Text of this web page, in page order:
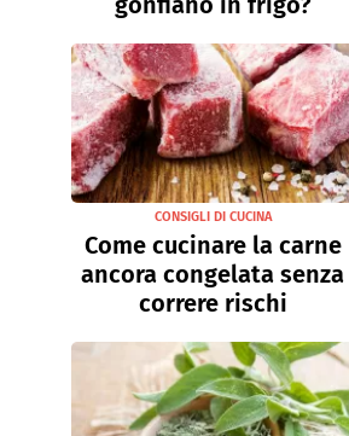
CONSIGLI DI CUCINA
Come cucinare la carne
ancora congelata senza
correre rischi